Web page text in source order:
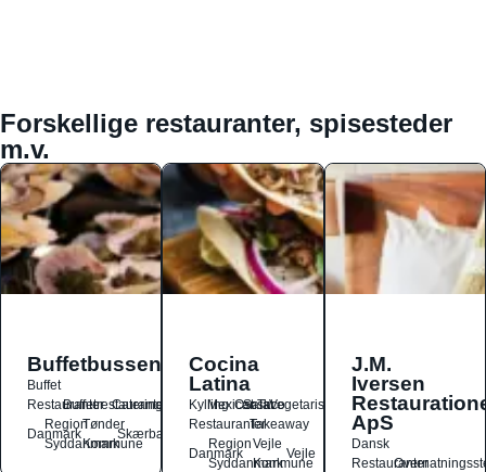
Forskellige restauranter, spisesteder
m.v.
Buffetbussen
Buffet
Restauranter
Buffetrestauranter
Catering
Danmark
Region
Syddanmark
Tønder
Kommune
Skærbæk
Cocina
Latina
Kylling
Mexicansk
OstSalat
TacoVegetarisk
RestauranterTakeaway
Danmark
Region
Syddanmark
Vejle
Kommune
Vejle
J.M.
Iversen
ApS
Dansk
Restauranter